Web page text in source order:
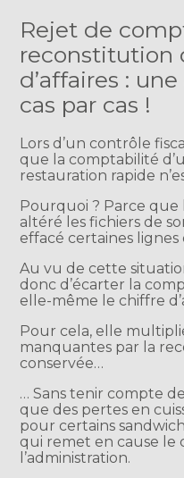
Rejet de
reconstitution
d’affaires :
cas par cas !
Lors d’un contrôle
que la comptabilité
restauration rapide
Pourquoi ? Parce
altéré les fichiers de
effacé certaines lignes
Au vu de cette
donc d’écarter la
elle-même le chiffre
Pour cela, elle
manquantes par la
conservée…
… Sans tenir compte
que des pertes en
pour certains
qui remet en cause le
l’administration.